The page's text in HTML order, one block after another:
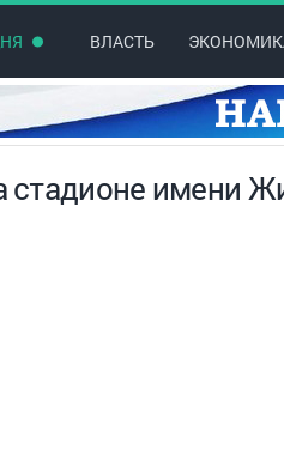
ВЛАСТЬ
стадионе имени